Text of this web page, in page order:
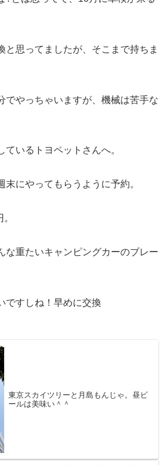
と思ってましたが、そこまで持ちま
でやっちゃいますが、機械は苦手な
ているトヨペットさんへ。
末にやってもらうように予約。
な重たいキャンピングカーのブレー
ですしね！早めに交換
東京スカイツリーと月島もんじゃ。昼ビ
ールは美味い＾＾